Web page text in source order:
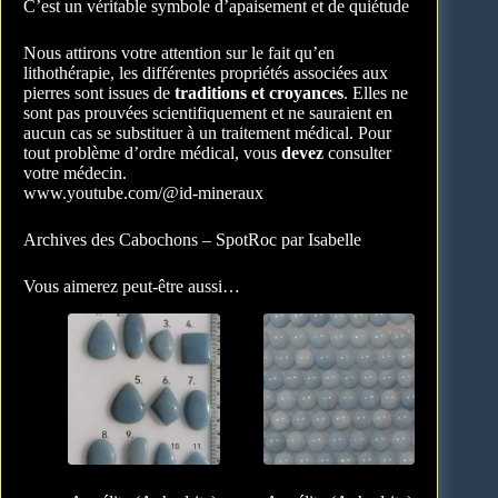
C’est un véritable symbole d’apaisement et de quiétude
Nous attirons votre attention sur le fait qu’en
lithothérapie, les différentes propriétés associées aux
pierres sont issues de traditions et croyances. Elles ne
sont pas prouvées scientifiquement et ne sauraient en
aucun cas se substituer à un traitement médical. Pour
tout problème d’ordre médical, vous devez consulter
votre médecin.
www.youtube.com/@id-mineraux
Archives des Cabochons – SpotRoc par Isabelle
Vous aimerez peut-être aussi…